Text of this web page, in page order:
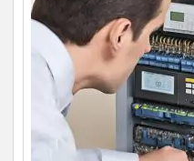
напругою у мережі.
навіть не помітити,
мати вплив на роботу
і такі, що призводять до
Не дивлячись на те, що в
встановлюють в техніку
дають повноцінного
зовсім нема.